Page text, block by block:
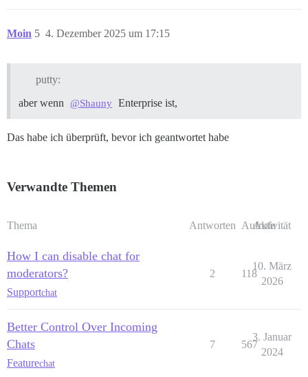
Moin 4. Dezember 2025 um 17:15
5
putty:
aber wenn
@Shauny Enterprise ist,
Das habe ich überprüft, bevor ich geantwortet habe
Verwandte Themen
Thema Antworten Aufrufe
Aktivität
How I can disable chat for
moderators?
Supportchat
2 118
10. März
2026
Better Control Over Incoming
Chats
Featurechat
7 567
3. Januar
2024